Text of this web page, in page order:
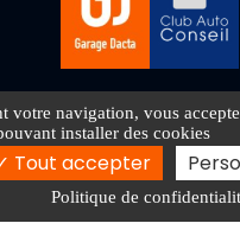
1 Rue de la Source, 33170
05 56 89 31 31
Samedi : Fermé
votre navigation, vous
installer des cookies
Tout accepter
Politique de